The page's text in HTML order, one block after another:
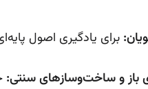
برای یادگیری اصول
باز و ساخت‌وسازهای سنتی: